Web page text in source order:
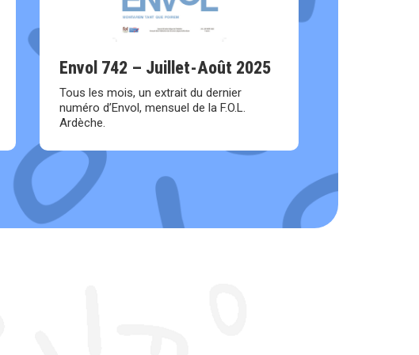
Envol 742 – Juillet-Août 2025
Tous les mois, un extrait du dernier
numéro d’Envol, mensuel de la F.O.L.
Ardèche.